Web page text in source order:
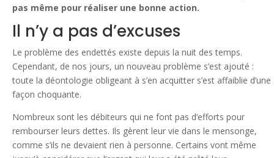
pas même pour réaliser une bonne action.
Il n’y a pas d’excuses
Le problème des endettés existe depuis la nuit des temps.
Cependant, de nos jours, un nouveau problème s’est ajouté :
toute la déontologie obligeant à s’en acquitter s’est affaiblie d’une
façon choquante.
Nombreux sont les débiteurs qui ne font pas d’efforts pour
rembourser leurs dettes. Ils gèrent leur vie dans le mensonge,
comme s’ils ne devaient rien à personne. Certains vont même